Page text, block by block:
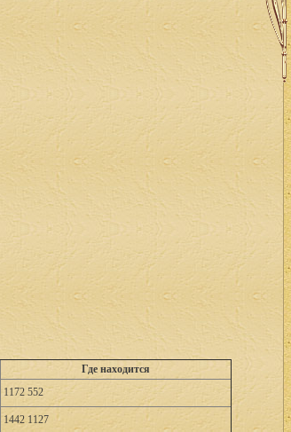
Где находится
1172 552
1442 1127